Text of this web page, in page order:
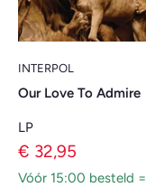
INTERPOL
Our Love To Admire
LP
Verkoopprijs
€ 32,95
Vóór 15:00 besteld =